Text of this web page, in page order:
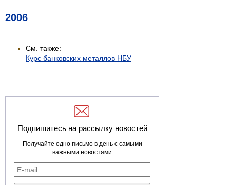
2006
См. также:
Курс банковских металлов НБУ
Подпишитесь на рассылку новостей
Получайте одно письмо в день с самыми
важными новостями